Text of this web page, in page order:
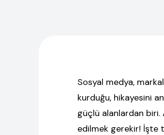
Sosyal medya,
kurduğu, hikayesini
güçlü alanlardan
edilmek gerekir! İşte